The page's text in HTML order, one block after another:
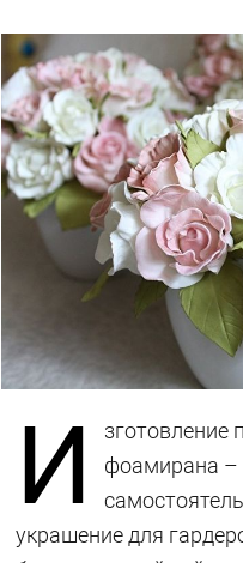
И
зготовление
фоамирана –
украшение для